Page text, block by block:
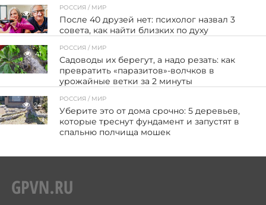
34
РОССИЯ / МИР
После 40 друзей нет: психолог назвал 3
совета, как найти близких по духу
41
РОССИЯ / МИР
Садоводы их берегут, а надо резать: как
превратить «паразитов»-волчков в
урожайные ветки за 2 минуты
24
РОССИЯ / МИР
Уберите это от дома срочно: 5 деревьев,
которые треснут фундамент и запустят в
спальню полчища мошек